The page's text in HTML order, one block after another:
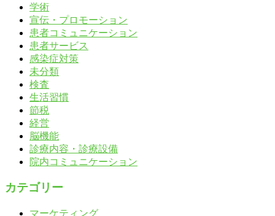
学術
宣伝・プロモーション
患者コミュニケーション
患者サービス
感染症対策
未分類
検査
生活習慣
節税
経営
脳機能
診療内容・診療設備
院内コミュニケーション
カテゴリー
マーケティング